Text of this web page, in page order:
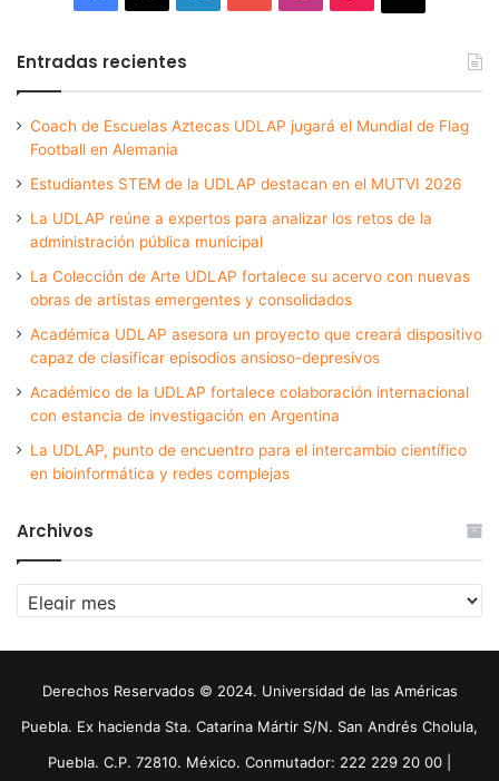
Entradas recientes
Coach de Escuelas Aztecas UDLAP jugará el Mundial de Flag
Football en Alemania
Estudiantes STEM de la UDLAP destacan en el MUTVI 2026
La UDLAP reúne a expertos para analizar los retos de la
administración pública municipal
La Colección de Arte UDLAP fortalece su acervo con nuevas
obras de artistas emergentes y consolidados
Académica UDLAP asesora un proyecto que creará dispositivo
capaz de clasificar episodios ansioso-depresivos
Académico de la UDLAP fortalece colaboración internacional
con estancia de investigación en Argentina
La UDLAP, punto de encuentro para el intercambio científico
en bioinformática y redes complejas
Archivos
Archivos
Derechos Reservados © 2024. Universidad de las Américas
Puebla. Ex hacienda Sta. Catarina Mártir S/N. San Andrés Cholula,
Puebla. C.P. 72810. México. Conmutador: 222 229 20 00 |